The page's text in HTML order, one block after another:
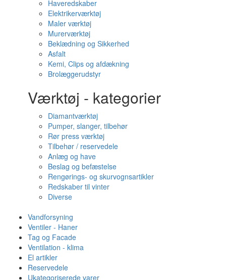
Haveredskaber
Elektrikerværktøj
Maler værktøj
Murerværktøj
Beklædning og Sikkerhed
Asfalt
Kemi, Clips og afdækning
Brolæggerudstyr
Værktøj - kategorier
Diamantværktøj
Pumper, slanger, tilbehør
Rør press værktøj
Tilbehør / reservedele
Anlæg og have
Beslag og befæstelse
Rengørings- og skurvognsartikler
Redskaber til vinter
Diverse
Vandforsyning
Ventiler - Haner
Tag og Facade
Ventilation - klima
El artikler
Reservedele
Ukategoriserede varer